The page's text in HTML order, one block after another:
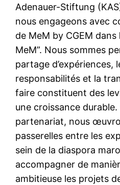
Adenauer-Stiftung
nous engageons avec
de MeM by CGEM dans
MeM”. Nous sommes
partage d’expériences,
responsabilités et la
faire constituent des
une croissance
partenariat, nous
passerelles entre les
sein de la diaspora
accompagner de
ambitieuse les projets